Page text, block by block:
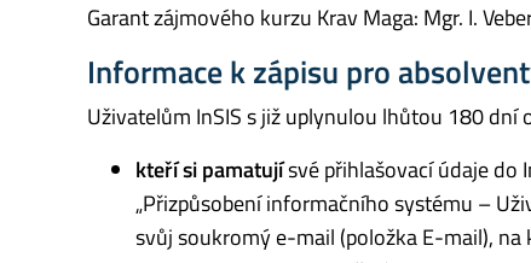
Garant zájmového kurzu Krav Maga: Mgr. I.
Informace k zápisu pro
Uživatelům InSIS s již uplynulou lhůtou 180 dní
kteří si pamatujísvé přihlašovací údaje do
„Přizpůsobení informačního systému –
svůj soukromý e-mail (položka E-mail),